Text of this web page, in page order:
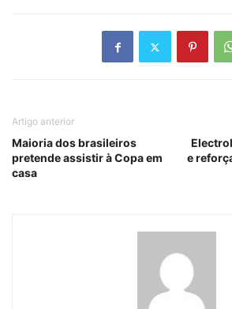
Artigo anterior
Maioria dos brasileiros
pretende assistir à Copa em
casa
e